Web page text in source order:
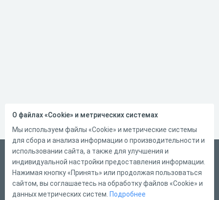
Русский
Справка
Форма обратной связи
О файлах «Cookie» и метрических системах
Мы используем файлы «Cookie» и метрические системы
для сбора и анализа информации о производительности и
использовании сайта, а также для улучшения и
индивидуальной настройки предоставления информации.
Нажимая кнопку «Принять» или продолжая пользоваться
сайтом, вы соглашаетесь на обработку файлов «Cookie» и
данных метрических систем. Подробнее